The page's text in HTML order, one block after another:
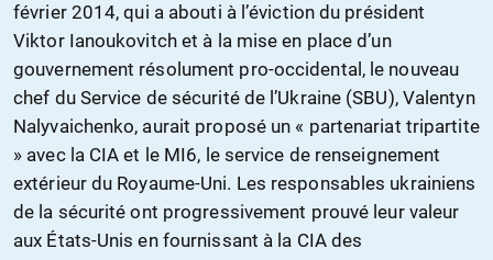
février 2014, qui a abouti à l’éviction du président
Viktor Ianoukovitch et à la mise en place d’un
gouvernement résolument pro-occidental, le nouveau
chef du Service de sécurité de l’Ukraine (SBU), Valentyn
Nalyvaichenko, aurait proposé un « partenariat tripartite
» avec la CIA et le MI6, le service de renseignement
extérieur du Royaume-Uni. Les responsables ukrainiens
de la sécurité ont progressivement prouvé leur valeur
aux États-Unis en fournissant à la CIA des